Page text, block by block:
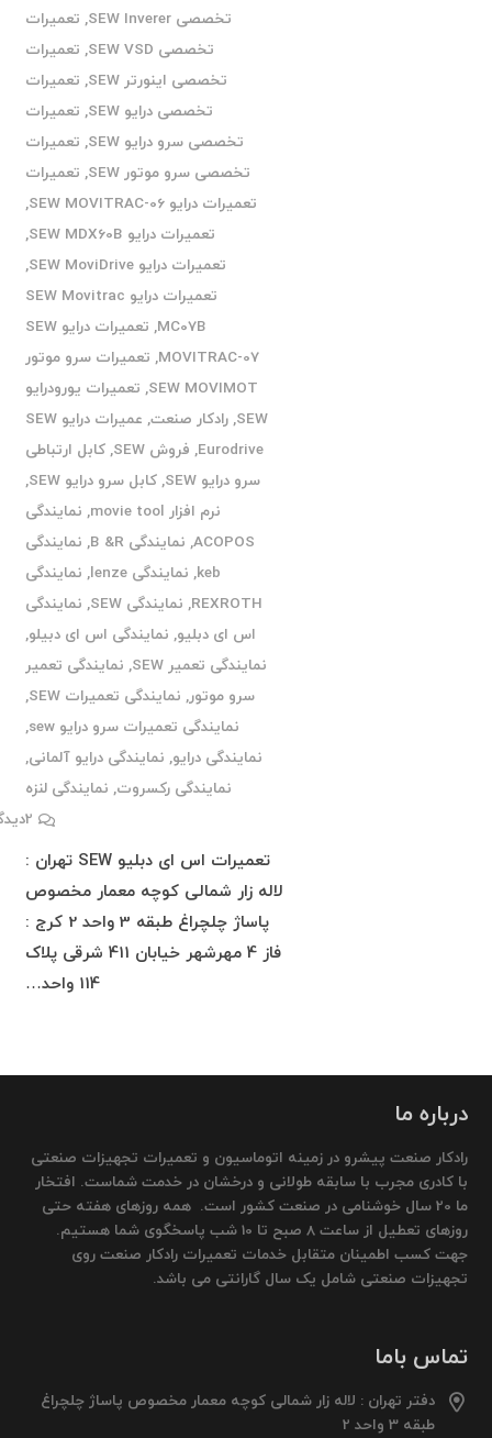
تخصصی SEW Inverer
, تعمیرات
تخصصی SEW VSD
, تعمیرات
تخصصی اینورتر SEW
, تعمیرات
تخصصی درایو SEW
, تعمیرات
تخصصی سرو درایو SEW
, تعمیرات
تخصصی سرو موتور SEW
, تعمیرات
تعمیرات درایو SEW MOVITRAC-06
,
تعمیرات درایو SEW MDX60B
,
تعمیرات درایو SEW MoviDrive
,
تعمیرات درایو SEW Movitrac
MC07B
,
تعمیرات درایو SEW
MOVITRAC-07
, تعمیرات سرو موتور
SEW MOVIMOT
, تعمیرات یورودرایو
SEW
,رادکار صنعت,
عمیرات درایو SEW
Eurodrive
, فروش SEW ,کابل ارتباطی
سرو درایو SEW
,کابل سرو درایو SEW
,
نرم افزار movie tool
, نمایندگی
ACOPOS
, نمایندگی B &R , نمایندگی
keb
, نمایندگی lenze , نمایندگی
REXROTH
, نمایندگی SEW , نمایندگی
اس ای دبلیو, نمایندگی اس ای دبیلو,
نمایندگی تعمیر SEW
, نمایندگی تعمیر
سرو موتور, نمایندگی تعمیرات SEW
,
نمایندگی تعمیرات سرو درایو sew
,
نمایندگی درایو, نمایندگی درایو آلمانی,
نمایندگی رکسروت, نمایندگی لنزه
2
تعمیرات اس ای دبلیو SEW تهران :
لاله زار شمالی کوچه معمار مخصوص
پاساژ چلچراغ طبقه 3 واحد 2 کرج :
فاز 4 مهرشهر خیابان 411 شرقی پلاک
114 واحد…
درباره ما
رادکار صنعت پیشرو در زمینه اتوماسیون و تعمیرات تجهیزات صنعتی
با کادری مجرب با سابقه طولانی و درخشان در خدمت شماست. افتخار
ما 20 سال خوشنامی در صنعت کشور است. همه روزهای هفته حتی
روزهای تعطیل از ساعت 8 صبح تا 10 شب پاسخگوی شما هستیم.
جهت کسب اطمینان متقابل خدمات تعمیرات رادکار صنعت روی
تجهیزات صنعتی شامل یک سال گارانتی می باشد.
تماس باما
دفتر تهران : لاله زار شمالی کوچه معمار مخصوص پاساژ چلچراغ
طبقه 3 واحد 2